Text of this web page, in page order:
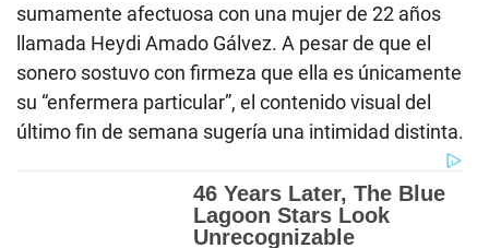
sumamente afectuosa con una mujer de 22 años
llamada Heydi Amado Gálvez. A pesar de que el
sonero sostuvo con firmeza que ella es únicamente
su “enfermera particular”, el contenido visual del
último fin de semana sugería una intimidad distinta.